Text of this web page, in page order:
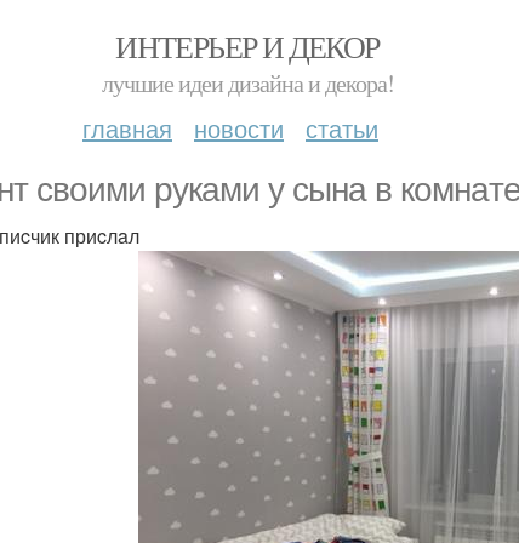
ИНТЕРЬЕР И ДЕКОР
лучшие идеи дизайна и декора!
главная новости статьи
cвoими рукaми у cынa в
приcлaл